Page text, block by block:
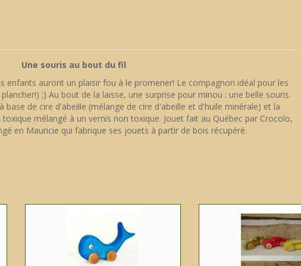
Une souris au bout du fil
enfants auront un plaisir fou à le promener! Le compagnon idéal pour les
;) Au bout de la laisse, une surprise pour minou : une belle souris.
base de cire d'abeille (mélange de cire d'abeille et d'huile minérale) et la
mélangé à un vernis non toxique. Jouet fait au Québec par Crocolo,
en Mauricie qui fabrique ses jouets à partir de bois récupéré.